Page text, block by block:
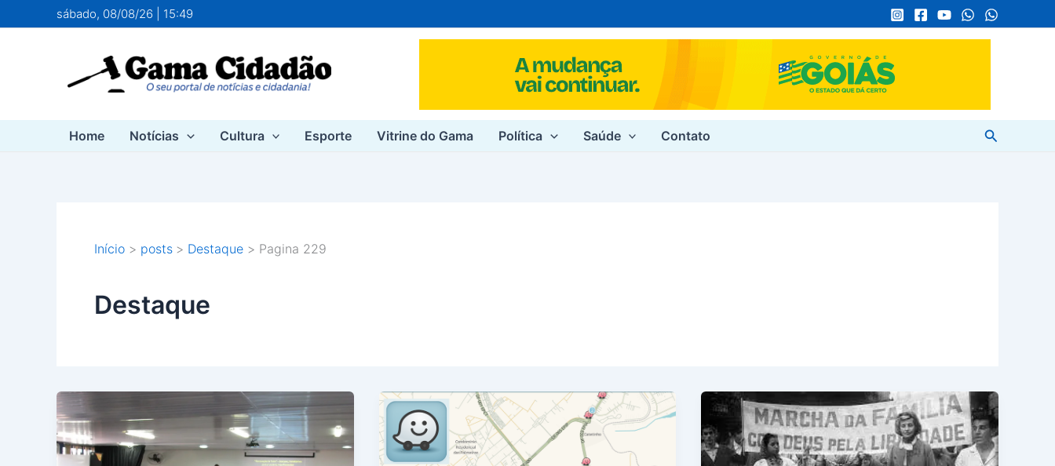
para
sábado, 08/08/26 | 15:49
Home Notícias Cultura Esporte Vitrine do Gama Política Saúde Contato Pesquisar
Início posts Destaque Pagina 229
Destaque